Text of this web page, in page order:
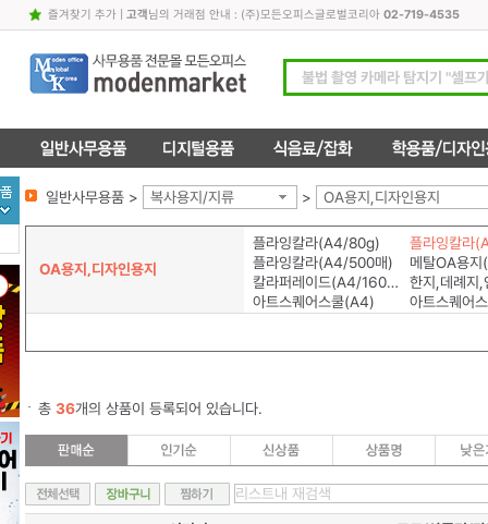
즐겨찾기 추가| 고객님의 거래점 안내 : (주)모든오피스글로벌코리아 02-719-4535
일반사무용품 > 복사용지/지류 > OA용지,디자인용지
OA용지,디자인용지
플라잉칼라(A4/80g)
플라잉칼라
플라잉칼라(A4/500매)
메탈OA용
칼라퍼레이드(A4/160g)
한지,데례지
아트스퀘어스쿨(A4)
아트스퀘어
총 36개의 상품이 등록되어 있습니다.